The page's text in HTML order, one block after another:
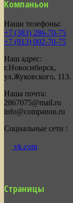
Компаньон
Наши телефоны:
+7 (383) 286-70-75
+7 (913) 002-70-75
Наш адрес:
г.Новосибирск,
ул.Жуковского, 113.
Наша почта:
2867075@mail.ru
info@companon.ru
Социальные сети :
vk.com
Страницы